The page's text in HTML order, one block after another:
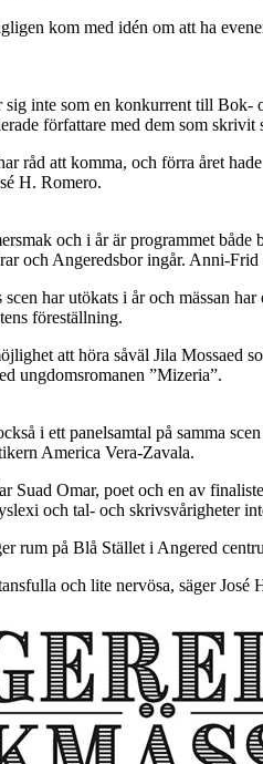
kom med idén om att ha
sig inte som en konkurrent till
författare med dem som
råd att komma, och förra året
H. Romero.
och i år är programmet
och Angeredsbor ingår. Anni-
scen har utökats i år och mässan
föreställning.
att höra såväl Jila
ungdomsromanen ”Mizeria”.
i ett panelsamtal på samma
America Vera-Zavala.
Suad Omar, poet och en av
och tal- och skrivsvårigheter
rum på Blå Stället i Angered
och lite nervösa, säger